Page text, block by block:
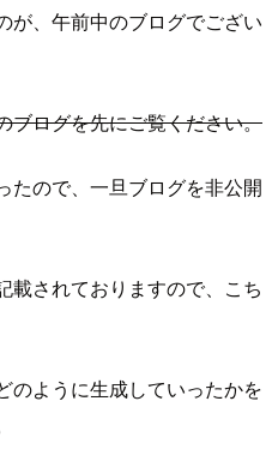
が、午前中のブログでござい
ブログを先にご覧ください。
たので、一旦ブログを非公開
載されておりますので、こち
のように生成していったかを